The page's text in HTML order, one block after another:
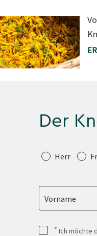
Der
Anrede
Herr
Vorname
* Ich möchte